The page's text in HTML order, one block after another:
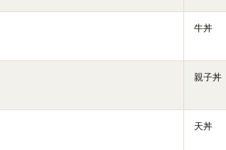
牛丼
親子丼
天丼